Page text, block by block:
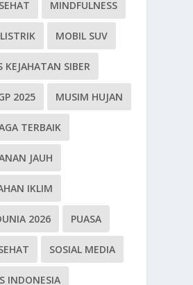
MINDFULNESS
MOBIL SUV
KEJAHATAN SIBER
2025 MUSIM HUJAN
TERBAIK
JAUH
IKLIM
2026 PUASA
SOSIAL MEDIA
INDONESIA